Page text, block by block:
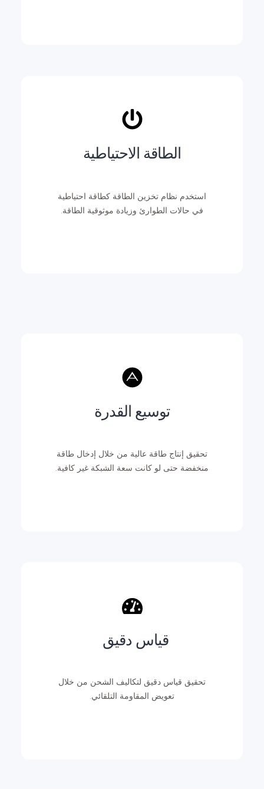
الطاقة الاحتياطية
استخدم نظام تخزين الطاقة كطاقة احتياطية
في حالات الطوارئ وزيادة موثوقية الطاقة.
توسيع القدرة
تحقيق إنتاج طاقة عالية من خلال إدخال طاقة
منخفضة حتى لو كانت سعة الشبكة غير كافية.
قياس دقيق
تحقيق قياس دقيق لتكاليف الشحن من خلال
تعويض المقاومة التلقائي.